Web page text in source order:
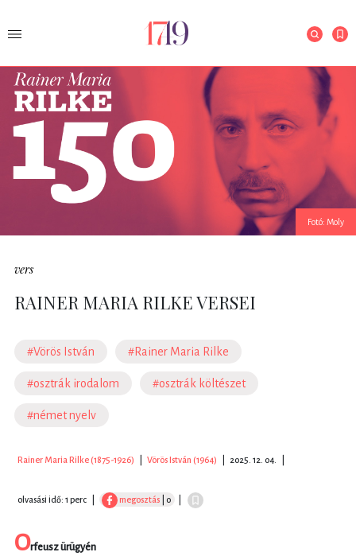
Fotó: Moly
vers
RAINER MARIA RILKE VERSEI
#Vörös István #Rainer Maria Rilke
#osztrák irodalom #osztrák költészet
#német nyelv
Rainer Maria Rilke (1875-1926) Vörös István (1964) 2025. 12. 04.
olvasási idő: 1 perc megosztás | 0
Orfeusz ürügyén